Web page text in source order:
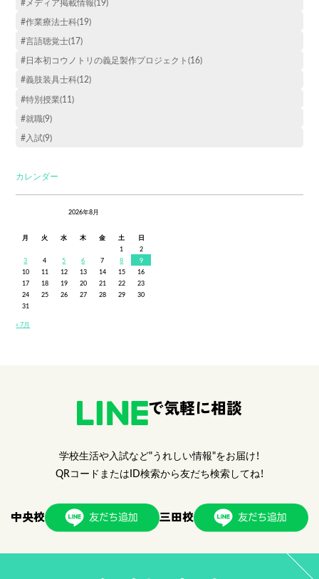
#作業療法士科(19)
#言語聴覚士(17)
#日本初コウノトリの義足製作プロジェクト(16)
#義肢装具士科(12)
#特別授業(11)
#就職(9)
#入試(9)
カレンダー
2026年8月
月 火 水 木 金 土
日
1
2
3
4 5 6 7 8
9
10
11 12 13 14 15
16
17
18 19 20 21 22
23
24
25 26 27 28 29
30
31
« 7月
で気軽に相談
学校生活や入試など"うれしい情報"をお届け！
QRコードまたはID検索から友だち検索してね！
中央校 三田校